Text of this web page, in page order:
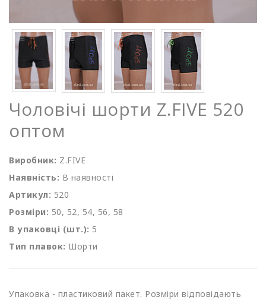
Чоловічі шорти Z.FIVE 520
оптом
Виробник: Z.FIVE
Наявність: В наявності
Артикул: 520
Розміри: 50, 52, 54, 56, 58
В упаковці (шт.): 5
Тип плавок: Шорти
Упаковка - пластиковий пакет. Розміри відповідають